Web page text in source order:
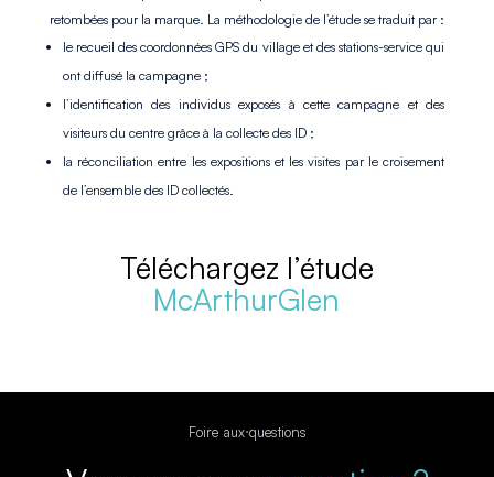
retombées pour la marque. La méthodologie de l’étude se traduit par :
le recueil des coordonnées GPS du village et des stations-service qui
ont diffusé la campagne ;
l’identification des individus exposés à cette campagne et des
visiteurs du centre grâce à la collecte des ID ;
la réconciliation entre les expositions et les visites par le croisement
de l’ensemble des ID collectés.
Téléchargez l’étude
McArthurGlen
Foire aux questions